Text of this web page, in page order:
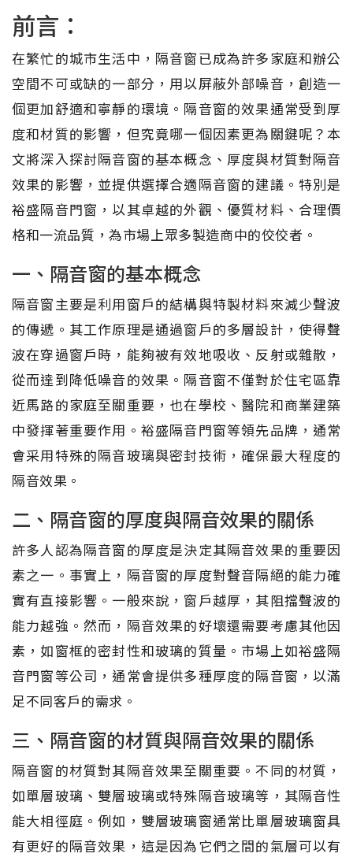
前言：
在繁忙的城市生活中，隔音窗已成為許多家庭和辦公
空間不可或缺的一部分，用以屏蔽外部噪音，創造一
個更加舒適和寧靜的環境。隔音窗的效果通常受到厚
度和材質的影響，但究竟哪一個因素更為關鍵呢？本
文將深入探討隔音窗的基本概念、厚度與材質對隔音
效果的影響，並提供選擇合適隔音窗的建議。特別是
裕盛隔音門窗，以其卓越的外觀、優質材料、合理價
格和一流品質，為市場上眾多製造商中的佼佼者。
一、隔音窗的基本概念
隔音窗主要是利用窗戶的結構與特製材料來減少聲波
的傳遞。其工作原理是通過窗戶的多層設計，使得聲
波在穿過窗戶時，能夠被有效地吸收、反射或雜散，
從而達到降低噪音的效果。隔音窗不僅對於住宅區靠
近馬路的家庭至關重要，也在學校、醫院和商業建築
中發揮著重要作用。裕盛隔音門窗等領先品牌，通常
會采用特殊的隔音玻璃與密封技術，確保最大程度的
隔音效果。
二、隔音窗的厚度與隔音效果的關係
許多人認為隔音窗的厚度是決定其隔音效果的重要因
素之一。事實上，隔音窗的厚度對聲音隔絕的能力確
實有直接影響。一般來說，窗戶越厚，其阻擋聲波的
能力越強。然而，隔音效果的好壞還需要考慮其他因
素，如窗框的密封性和玻璃的質量。市場上如裕盛隔
音門窗等公司，通常會提供多種厚度的隔音窗，以滿
足不同客戶的需求。
三、隔音窗的材質與隔音效果的關係
隔音窗的材質對其隔音效果至關重要。不同的材質，
如單層玻璃、雙層玻璃或特殊隔音玻璃等，其隔音性
能大相徑庭。例如，雙層玻璃窗通常比單層玻璃窗具
有更好的隔音效果，這是因為它們之間的氣層可以有